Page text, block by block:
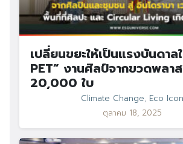
เปลี่ยนขยะให้เป็นแรงบันดาล
PET” งานศิลป์จากขวดพลา
20,000 ใบ
Climate Change, Eco Icon
ตุลาคม 18, 2025